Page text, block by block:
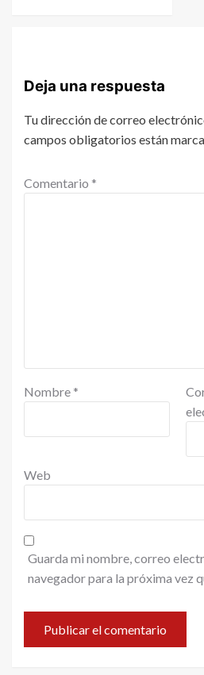
Deja una respuesta
Tu dirección de correo
campos obligatorios están
Comentario *
Nombre *
Web
Guarda mi nombre, correo
navegador para la próxima vez